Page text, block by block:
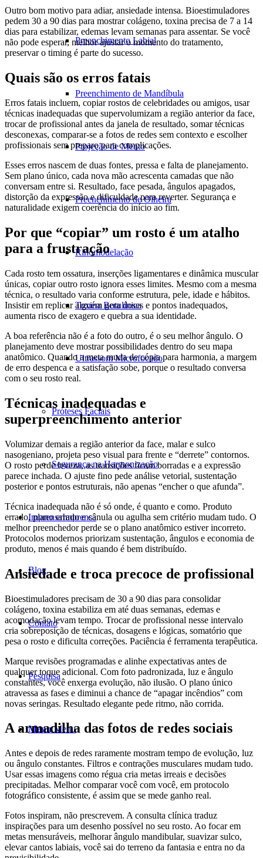
Preenchimento Labial
Preenchimento de Mandíbula
Projeção de Mento
Preenchimento de Olheira
Rinomodelação
Toxina Botulínica
Ultrassom Microfocado
Próteses Faciais
Segurança na Harmonização
ImprensaImprensa
Blog
Contato
Pesquisa
Menu Menu
Outro bom motivo para adiar, ansiedade intensa. Bioestimuladores
pedem 30 a 90 dias para mostrar colágeno, toxina precisa de 7 a 14
dias para estabilizar, edemas levam semanas para assentar. Se você
não pode esperar, melhor ajustar o momento do tratamento,
preservar o timing é parte do sucesso.
Quais são os erros fatais
Erros fatais incluem, copiar rostos de celebridades ou amigos, usar
técnicas inadequadas que supervolumizam a região anterior da face,
trocar de profissional antes da janela de resultado, somar técnicas
desconexas, comparar-se a fotos de redes sem contexto e escolher
profissionais sem preparo para complicações.
Esses erros nascem de duas fontes, pressa e falta de planejamento.
Sem plano único, cada nova mão acrescenta camadas que não
conversam entre si. Resultado, face pesada, ângulos apagados,
distorção da expressão e dificuldade para reverter. Segurança e
naturalidade exigem coerência do início ao fim.
Por que “copiar” um rosto é um atalho
para a frustração
Cada rosto tem ossatura, inserções ligamentares e dinâmica muscular
únicas, copiar outro rosto ignora esses limites. Mesmo com a mesma
técnica, o resultado varia conforme estrutura, pele, idade e hábitos.
Insistir em replicar alguém gera doses e pontos inadequados,
aumenta risco de exagero e quebra a sua identidade.
A boa referência não é a foto do outro, é o seu melhor ângulo. O
planejamento deve mostrar possibilidades dentro do seu mapa
anatômico. Quando a meta muda de cópia para harmonia, a margem
de erro despenca e a satisfação sobe, porque o resultado conversa
com o seu rosto real.
Técnicas inadequadas e
superpreenchimento anterior
Volumizar demais a região anterior da face, malar e sulco
nasogeniano, projeta peso visual para frente e “derrete” contornos.
O rosto perde leveza, as transições ficam borradas e a expressão
parece inchada. O ajuste fino pede análise vetorial, sustentação
posterior e pontos estruturais, não apenas “encher o que afunda”.
Técnica inadequada não é só onde, é quanto e como. Produto
errado, plano errado e cânula ou agulha sem critério mudam tudo. O
melhor preenchedor perde se o plano anatômico estiver incorreto.
Protocolos modernos priorizam sustentação, ângulos e economia de
produto, menos é mais quando é bem distribuído.
Ansiedade e troca precoce de profissional
Bioestimuladores precisam de 30 a 90 dias para consolidar
colágeno, toxina estabiliza em até duas semanas, edemas e
acomodação levam tempo. Trocar de profissional nesse intervalo
cria sobreposição de técnicas, dosagens e lógicas, somatório que
pesa o rosto e dificulta correções. Paciência é ferramenta terapêutica.
Marque revisões programadas e alinhe expectativas antes de
qualquer toque adicional. Com foto padronizada, luz e ângulo
constantes, você enxerga evolução, não ilusão. O plano único
atravessa as fases e diminui a chance de “apagar incêndios” com
novas seringas. Resultado elegante pede ritmo, não corrida.
A armadilha das fotos de redes sociais
Antes e depois de redes raramente mostram tempo de evolução, luz
ou ângulo constantes. Filtros e contrações musculares mudam tudo.
Usar essas imagens como régua cria metas irreais e decisões
precipitadas. Melhor comparar você com você, em protocolo
fotográfico consistente, é assim que se mede ganho real.
Fotos inspiram, não prescrevem. A consulta clínica traduz
inspirações para um desenho possível no seu rosto. Ao focar em
metas mensuráveis, melhorar ângulo mandibular, suavizar sulco,
elevar cantos labiais, você sai do terreno da fantasia e entra no da